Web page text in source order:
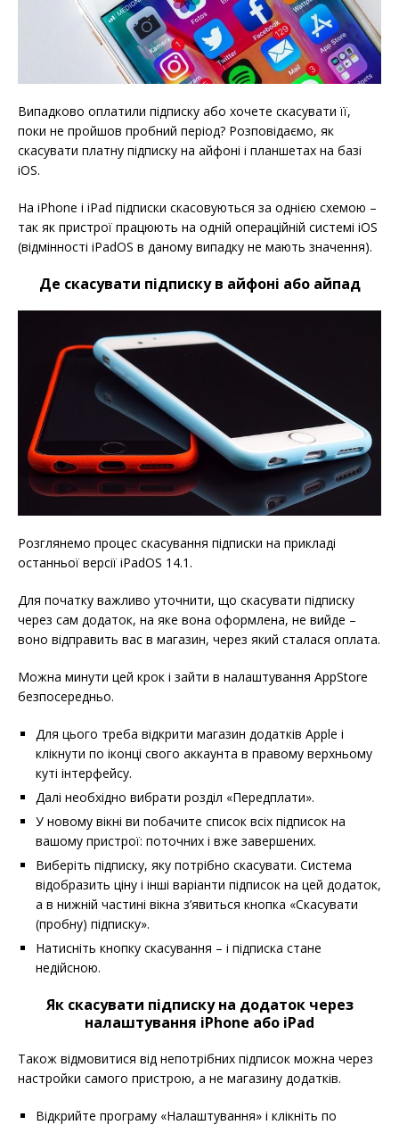
Випадково оплатили підписку або хочете скасувати її,
поки не пройшов пробний період? Розповідаємо, як
скасувати платну підписку на айфоні і планшетах на базі
iOS.
На iPhone і iPad підписки скасовуються за однією схемою –
так як пристрої працюють на одній операційній системі iOS
(відмінності iPadOS в даному випадку не мають значення).
Де скасувати підписку в айфоні або айпад
Розглянемо процес скасування підписки на прикладі
останньої версії iPadOS 14.1.
Для початку важливо уточнити, що скасувати підписку
через сам додаток, на яке вона оформлена, не вийде –
воно відправить вас в магазин, через який сталася оплата.
Можна минути цей крок і зайти в налаштування AppStore
безпосередньо.
Для цього треба відкрити магазин додатків Apple і
клікнути по іконці свого аккаунта в правому верхньому
куті інтерфейсу.
Далі необхідно вибрати розділ «Передплати».
У новому вікні ви побачите список всіх підписок на
вашому пристрої: поточних і вже завершених.
Виберіть підписку, яку потрібно скасувати. Система
відобразить ціну і інші варіанти підписок на цей додаток,
а в нижній частині вікна з’явиться кнопка «Скасувати
(пробну) підписку».
Натисніть кнопку скасування – і підписка стане
недійсною.
Як скасувати підписку на додаток через
налаштування iPhone або iPad
Також відмовитися від непотрібних підписок можна через
настройки самого пристрою, а не магазину додатків.
Відкрийте програму «Налаштування» і клікніть по